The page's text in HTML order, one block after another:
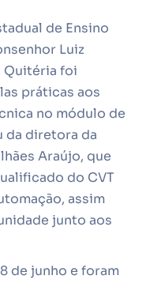
de Ensino
Luiz
Quitéria foi
práticas aos
no módulo de
da diretora da
Araújo, que
do CVT
assim
junto aos
de junho e foram